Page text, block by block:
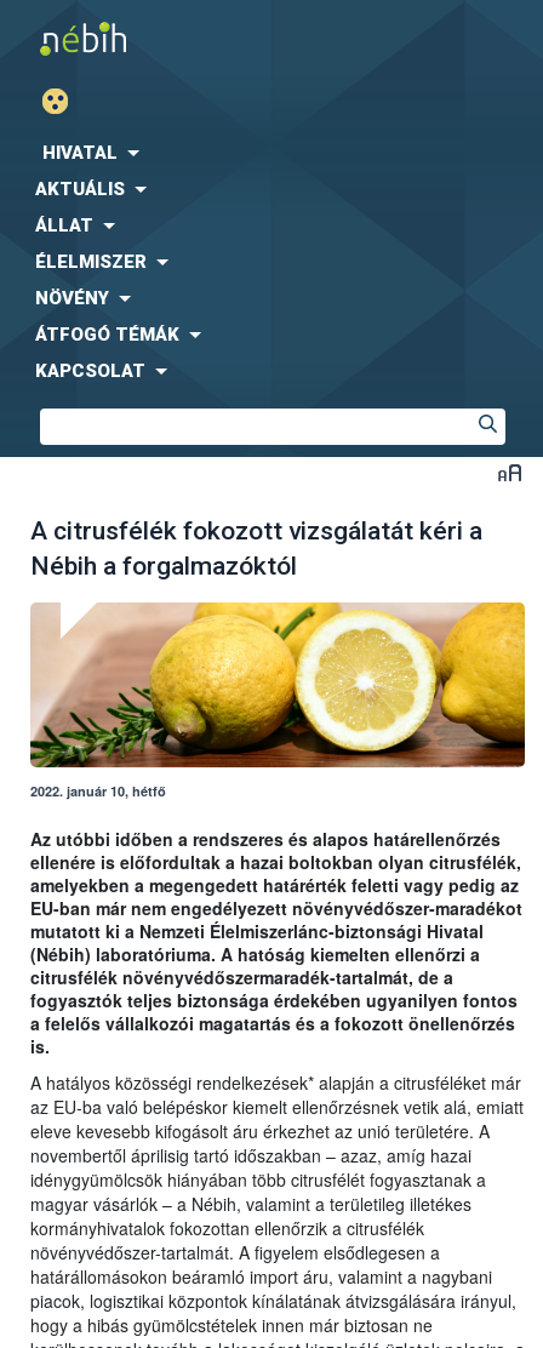
HIVATAL
AKTUÁLIS
ÁLLAT
ÉLELMISZER
NÖVÉNY
ÁTFOGÓ TÉMÁK
KAPCSOLAT
A citrusfélék fokozott vizsgálatát kéri a
Nébih a forgalmazóktól
2022. január 10, hétfő
Az utóbbi időben a rendszeres és alapos határellenőrzés
ellenére is előfordultak a hazai boltokban olyan citrusfélék,
amelyekben a megengedett határérték feletti vagy pedig az
EU-ban már nem engedélyezett növényvédőszer-maradékot
mutatott ki a Nemzeti Élelmiszerlánc-biztonsági Hivatal
(Nébih) laboratóriuma. A hatóság kiemelten ellenőrzi a
citrusfélék növényvédőszermaradék-tartalmát, de a
fogyasztók teljes biztonsága érdekében ugyanilyen fontos
a felelős vállalkozói magatartás és a fokozott önellenőrzés
is.
A hatályos közösségi rendelkezések* alapján a citrusféléket már
az EU-ba való belépéskor kiemelt ellenőrzésnek vetik alá, emiatt
eleve kevesebb kifogásolt áru érkezhet az unió területére. A
novembertől áprilisig tartó időszakban – azaz, amíg hazai
idénygyümölcsök hiányában több citrusfélét fogyasztanak a
magyar vásárlók – a Nébih, valamint a területileg illetékes
kormányhivatalok fokozottan ellenőrzik a citrusfélék
növényvédőszer-tartalmát. A figyelem elsődlegesen a
határállomásokon beáramló import áru, valamint a nagybani
piacok, logisztikai központok kínálatának átvizsgálására irányul,
hogy a hibás gyümölcstételek innen már biztosan ne